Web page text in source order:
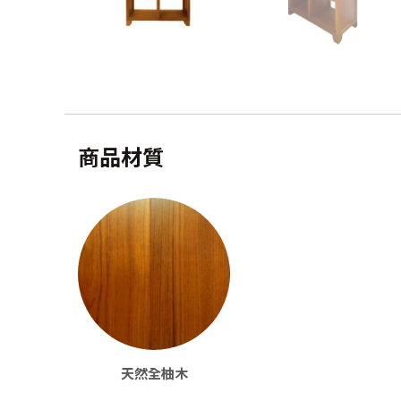
商品材質
天然全柚木